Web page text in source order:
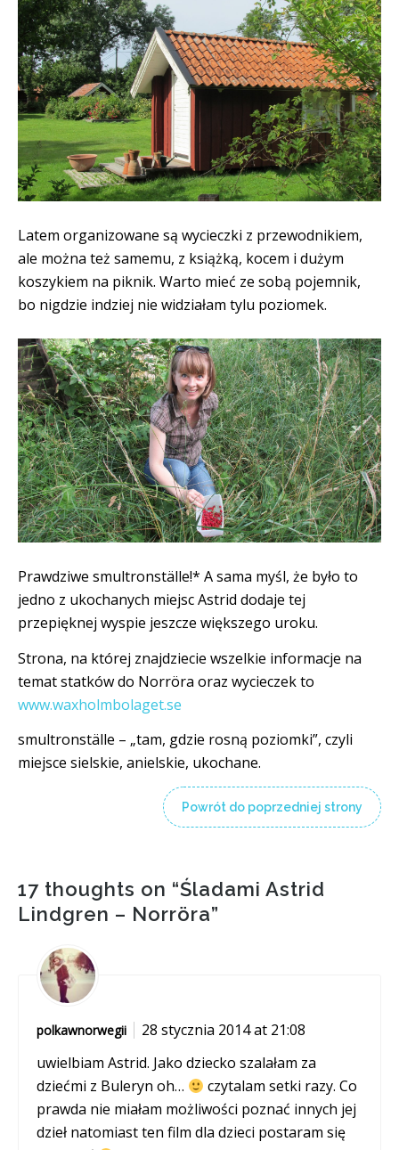
Latem organizowane są wycieczki z przewodnikiem,
ale można też samemu, z książką, kocem i dużym
koszykiem na piknik. Warto mieć ze sobą pojemnik,
bo nigdzie indziej nie widziałam tylu poziomek.
Prawdziwe smultronställe!* A sama myśl, że było to
jedno z ukochanych miejsc Astrid dodaje tej
przepięknej wyspie jeszcze większego uroku.
Strona, na której znajdziecie wszelkie informacje na
temat statków do Norröra oraz wycieczek to
www.waxholmbolaget.se
smultronställe – „tam, gdzie rosną poziomki”, czyli
miejsce sielskie, anielskie, ukochane.
Powrót do poprzedniej strony
17 thoughts on “Śladami Astrid
Lindgren – Norröra”
polkawnorwegii
28 stycznia 2014 at 21:08
uwielbiam Astrid. Jako dziecko szalałam za
dziećmi z Buleryn oh…
czytalam setki razy. Co
prawda nie miałam możliwości poznać innych jej
dzieł natomiast ten film dla dzieci postaram się